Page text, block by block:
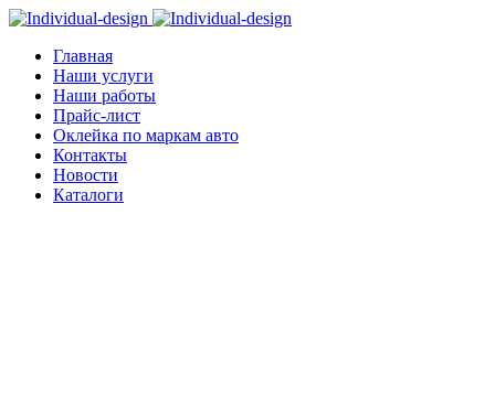
Главная
Наши услуги
Наши работы
Прайс-лист
Оклейка по маркам авто
Контакты
Новости
Каталоги